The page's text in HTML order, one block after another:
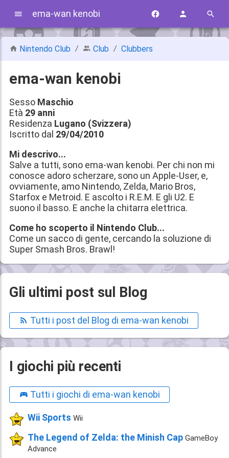
ema-wan kenobi
Nintendo Club Club Clubbers
ema-wan kenobi
Sesso Maschio
Età 29 anni
Residenza Lugano (Svizzera)
Iscritto dal 29/04/2010
Mi descrivo...
Salve a tutti, sono ema-wan kenobi. Per chi non mi
conosce adoro scherzare, sono un Apple-User, e,
ovviamente, amo Nintendo, Zelda, Mario Bros,
Starfox e Metroid. E ascolto i R.E.M. E gli U2. E
suono il basso. E anche la chitarra elettrica.
Come ho scoperto il Nintendo Club...
Come un sacco di gente, cercando la soluzione di
Super Smash Bros. Brawl!
Gli ultimi post sul Blog
Tutti i post del Blog di ema-wan kenobi
I giochi più recenti
Tutti i giochi di ema-wan kenobi
Wii Sports Wii
The Legend of Zelda: the Minish Cap GameBoy
Advance